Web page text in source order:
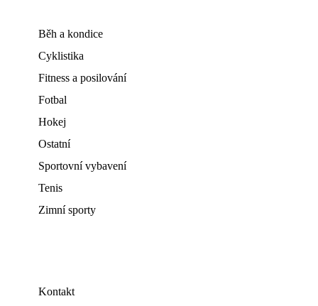
Běh a kondice
Cyklistika
Fitness a posilování
Fotbal
Hokej
Ostatní
Sportovní vybavení
Tenis
Zimní sporty
Kontakt